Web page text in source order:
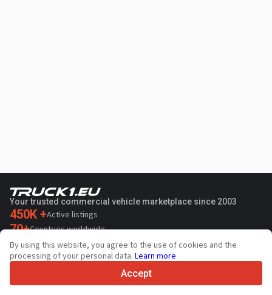
Your trusted commercial vehicle marketplace since 2003
450K +Active listings
70+Countries worldwide
36Languages supported
4.7/5
By using this website, you agree to the use of cookies and the
processing of your personal data. Learn more
Accept